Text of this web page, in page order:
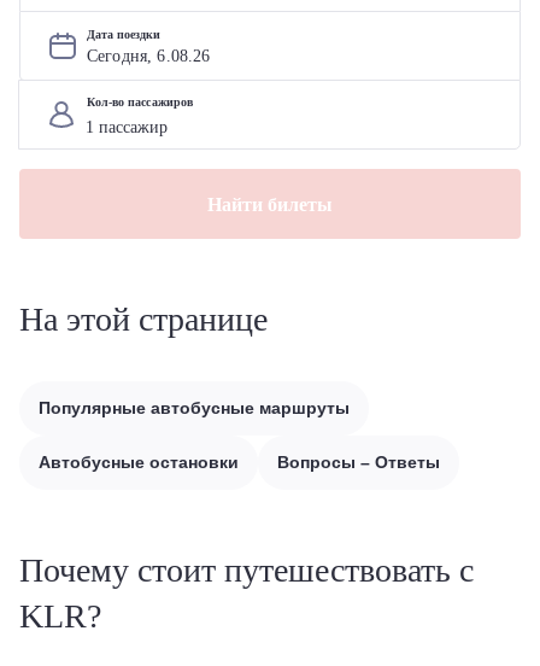
Дата поездки
Сегодня, 6.08.26
Кол-во пассажиров
Найти билеты
На этой странице
Популярные автобусные маршруты
Автобусные остановки Вопросы – Ответы
Почему стоит путешествовать с
KLR?